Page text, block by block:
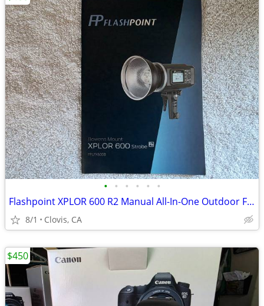
• • • • • •
Flashpoint XPLOR 600 R2 Manual All-In-One Outdoor Flash
8/1 Clovis, CA
$450